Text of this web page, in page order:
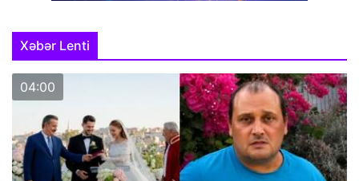
Xəbər Lenti
04:00